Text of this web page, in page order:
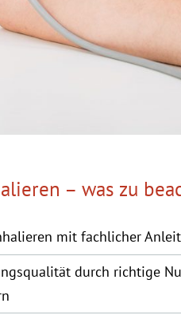
– was zu
mit fachlicher
durch richtige